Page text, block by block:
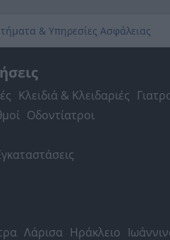
& Υπηρεσίες Ασφάλειας
Κλειδιά & Κλειδαριές
Οδοντίατροι
Λάρισα Ηράκλειο